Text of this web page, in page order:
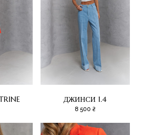
ДЖИНСИ 1.4
8 500 ₴